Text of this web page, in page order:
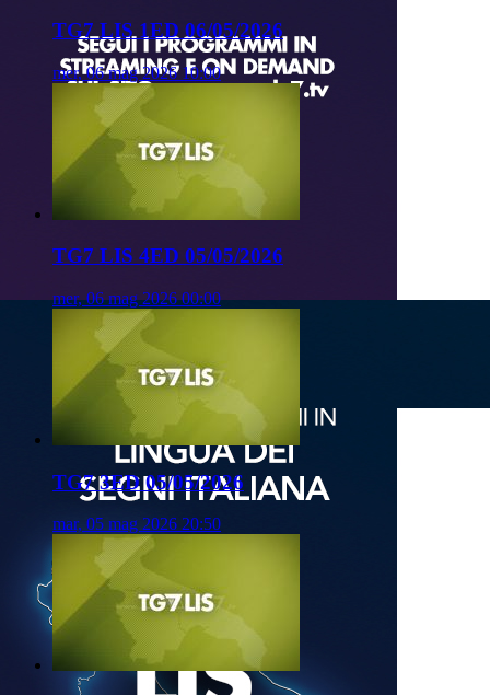
TG7 LIS 1ED 06/05/2026
mer, 06 mag 2026 10:00
TG7 LIS 4ED 05/05/2026
mer, 06 mag 2026 00:00
TG7 3ED 05/05/2026
mar, 05 mag 2026 20:50